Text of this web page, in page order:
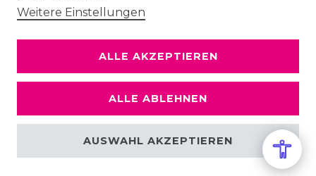
Weitere Einstellungen
ALLE AKZEPTIEREN
ALLE ABLEHNEN
AUSWAHL AKZEPTIEREN